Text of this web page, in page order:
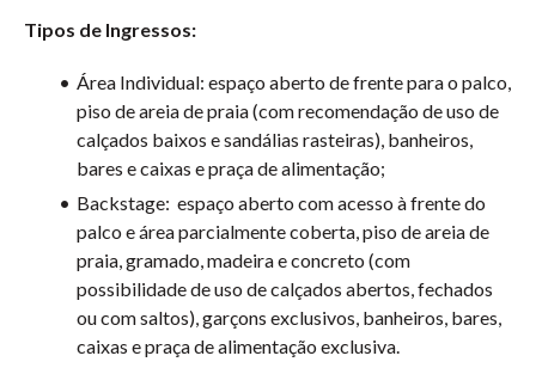
Tipos de Ingressos:
Área Individual: espaço aberto de frente para o palco,
piso de areia de praia (com recomendação de uso de
calçados baixos e sandálias rasteiras), banheiros,
bares e caixas e praça de alimentação;
Backstage: espaço aberto com acesso à frente do
palco e área parcialmente coberta, piso de areia de
praia, gramado, madeira e concreto (com
possibilidade de uso de calçados abertos, fechados
ou com saltos), garçons exclusivos, banheiros, bares,
caixas e praça de alimentação exclusiva.